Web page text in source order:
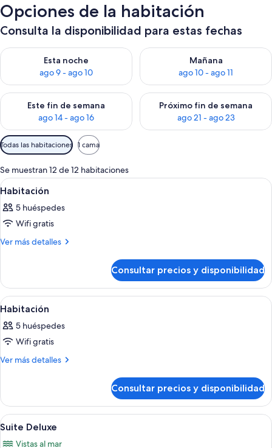
Opciones de la habitación
Consulta la disponibilidad para estas fechas
Esta noche
ago 9 - ago 10
Consulta la disponibilidad para esta noche, ago 9 - ago 10
Mañana
ago 10 - ago 11
Consulta la disponibilidad
Este fin de semana
ago 14 - ago 16
Consulta la disponibilidad para este fin de semana, ago 14 -
Próximo fin de semana
ago 21 - ago 23
Consulta la disponibilidad
Filtros
disponibles
para
las
habitaciones
Todas las habitaciones 1 cama
Se muestran 12 de 12 habitaciones
Abrir
todas
las
fotos
de
Habitación de hotel con dos camas,
6
Habitación
5 huéspedes
Wifi gratis
Ver más detalles
Más
Consultar precios y disponibilidad
Abrir
todas
las
fotos
de
Una habitación de hotel moderna
9
Habitación
5 huéspedes
Wifi gratis
Ver más detalles
Más
Consultar precios y disponibilidad
Abrir
todas
Habitación de hotel moderna con
12
Suite Deluxe
Vistas al mar